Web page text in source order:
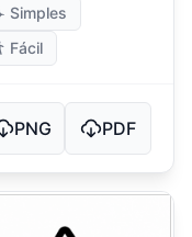
Simples
Fácil
PNG PDF